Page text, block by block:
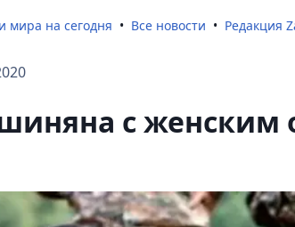
мира на сегодня Все новости Редакция
с женским